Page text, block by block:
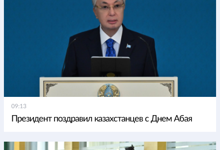
09:13
Президент поздравил казахстанцев с Днем Абая